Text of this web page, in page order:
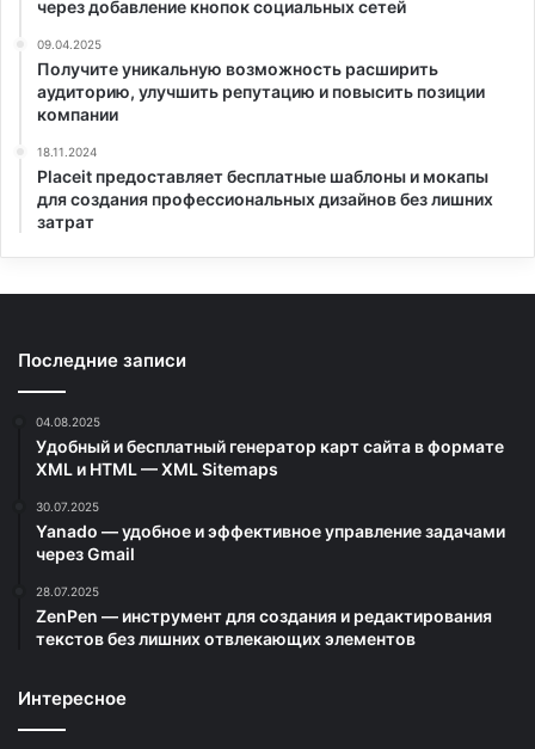
через добавление кнопок социальных сетей
09.04.2025
Получите уникальную возможность расширить
аудиторию, улучшить репутацию и повысить позиции
компании
18.11.2024
Placeit предоставляет бесплатные шаблоны и мокапы
для создания профессиональных дизайнов без лишних
затрат
Последние записи
04.08.2025
Удобный и бесплатный генератор карт сайта в формате
XML и HTML — XML Sitemaps
30.07.2025
Yanado — удобное и эффективное управление задачами
через Gmail
28.07.2025
ZenPen — инструмент для создания и редактирования
текстов без лишних отвлекающих элементов
Интересное